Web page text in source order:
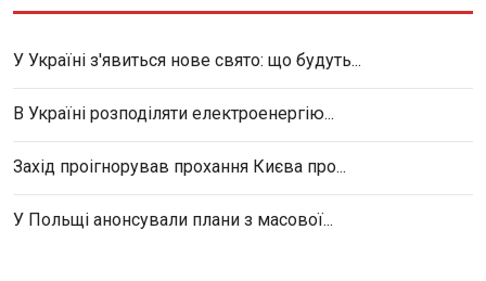
У Україні з'явиться нове свято: що будуть...
В Україні розподіляти електроенергію...
Захід проігнорував прохання Києва про...
У Польщі анонсували плани з масової...